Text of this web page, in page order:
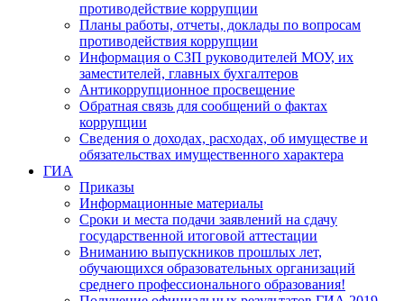
противодействие коррупции
Планы работы, отчеты, доклады по вопросам
противодействия коррупции
Информация о СЗП руководителей МОУ, их
заместителей, главных бухгалтеров
Антикоррупционное просвещение
Обратная связь для сообщений о фактах
коррупции
Сведения о доходах, расходах, об имуществе и
обязательствах имущественного характера
ГИА
Приказы
Информационные материалы
Сроки и места подачи заявлений на сдачу
государственной итоговой аттестации
Вниманию выпускников прошлых лет,
обучающихся образовательных организаций
среднего профессионального образования!